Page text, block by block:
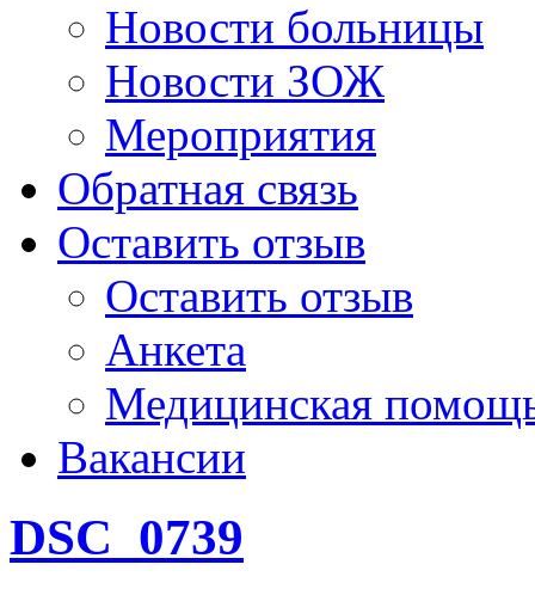
Новости больницы
Новости ЗОЖ
Мероприятия
Обратная связь
Оставить отзыв
Оставить отзыв
Анкета
Медицинская
Вакансии
DSC_0739